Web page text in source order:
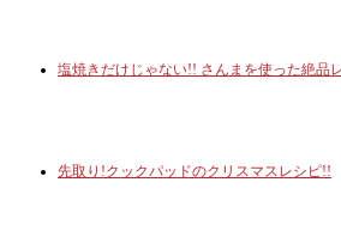
塩焼きだけじゃない!! さんまを使った絶品
先取り!クックパッドのクリスマスレシピ!!